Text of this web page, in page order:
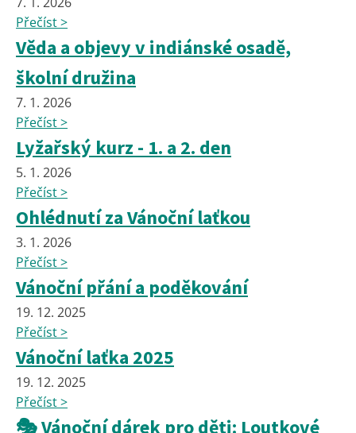
Přečíst >
Věda a objevy v indiánské osadě,
školní družina
7. 1. 2026
Přečíst >
Lyžařský kurz - 1. a 2. den
5. 1. 2026
Přečíst >
Ohlédnutí za Vánoční laťkou
3. 1. 2026
Přečíst >
Vánoční přání a poděkování
19. 12. 2025
Přečíst >
Vánoční laťka 2025
19. 12. 2025
Přečíst >
🎭 Vánoční dárek pro děti: Loutkové